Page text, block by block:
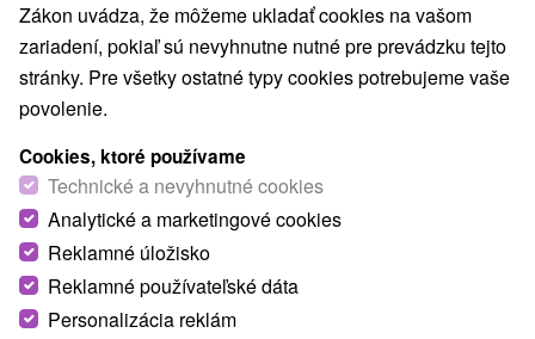
Zákon uvádza, že môžeme ukladať cookies na vašom
zariadení, pokiaľ sú nevyhnutne nutné pre prevádzku tejto
stránky. Pre všetky ostatné typy cookies potrebujeme vaše
povolenie.
Cookies, ktoré používame
Technické a nevyhnutné cookies
Analytické a marketingové cookies
Reklamné úložisko
Reklamné používateľské dáta
Personalizácia reklám